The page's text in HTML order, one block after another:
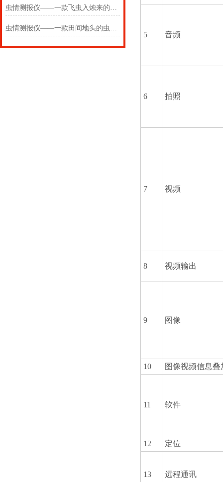
虫情测报仪——一款飞虫入烛来的虫情监测仪2024万象环境
虫情测报仪——一款田间地头的虫情监测仪2024(万象推送)
5 音频
6 拍照
7 视频
8 视频输出
9 图像
10 图像视频信息叠
11 软件
12 定位
13 远程通讯